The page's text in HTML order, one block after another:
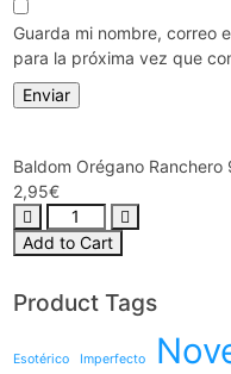
Guarda mi nombre, correo
para la próxima vez que
Baldom Orégano Ranchero
2,95€
Add to Cart
Product Tags
Esotérico Imperfecto